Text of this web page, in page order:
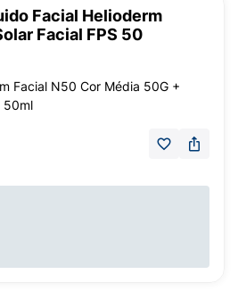
Facial Helioderm
Facial FPS 50
Facial N50 Cor Média 50G +
50ml